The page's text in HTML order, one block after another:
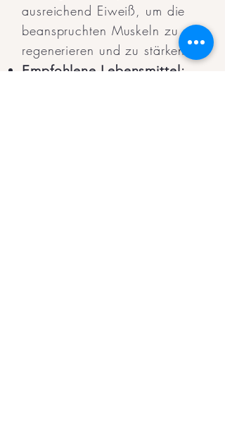
ausreichend Eiweiß, um die
beanspruchten Muskeln zu
regenerieren und zu stärken.
Empfohlene Lebensmittel: